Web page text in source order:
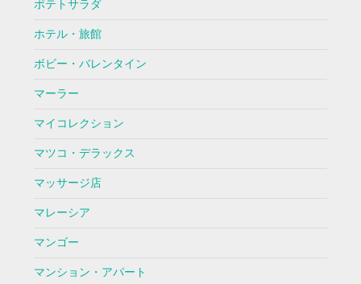
ポテトサラダ
ホテル・旅館
ボビー・バレンタイン
マーラー
マイコレクション
マツコ・デラックス
マッサージ店
マレーシア
マンゴー
マンション・アパート